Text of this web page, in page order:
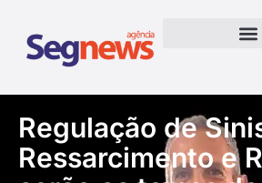
Regulação de
Ressarcimento e